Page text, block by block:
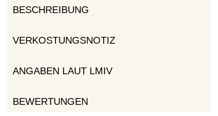
BESCHREIBUNG
VERKOSTUNGSNOTIZ
ANGABEN LAUT LMIV
BEWERTUNGEN